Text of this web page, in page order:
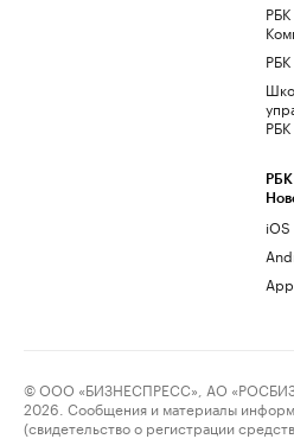
РБК
РБК
РБК
iOS
© ООО «БИЗНЕСПРЕСС», АО
2026. Сообщения и материалы
(свидетельство о регистрации